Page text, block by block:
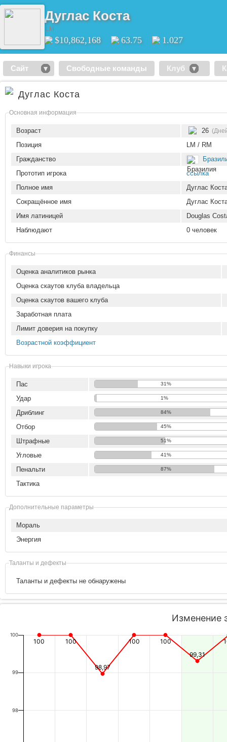
Дуглас Коста
LM
$10,862,168 63.75 1.027
Сайт Свободные команды Клуб
Дуглас Коста
Основная информация
Возраст 26
Позиция
LM / RM
Гражданство
Прототип игрока
ссылка
Полное имя
Дуглас
Сокращённое имя
Дуглас
Имя латиницей
Douglas
Наблюдают
0 человек
Финансы
Оценка аналитиков рынка
Оценка скаутов клуба владельца
Оценка скаутов вашего клуба
Заработная плата
Лимит доверия на покупку
Возрастной коэффициент
Навыки игрока
Пас 31%
Удар 1%
Дриблинг 84%
Отбор 45%
Штрафные 51%
Угловые 41%
Пенальти 87%
Тактика
Дополнительные параметры
Мораль
Энергия
Таланты и дефекты
Таланты и дефекты не обнаружены
Изменение
100 100
98,97
100
100
99,31
98
99
100